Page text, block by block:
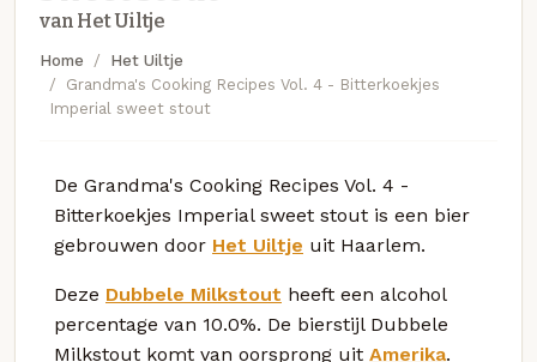
van Het Uiltje
Home
Het Uiltje
Grandma's Cooking Recipes Vol. 4 - Bitterkoekjes
Imperial sweet stout
De Grandma's Cooking Recipes Vol. 4 -
Bitterkoekjes Imperial sweet stout is een bier
gebrouwen door Het Uiltje uit Haarlem.
Deze Dubbele Milkstout heeft een alcohol
percentage van 10.0%. De bierstijl Dubbele
Milkstout komt van oorsprong uit Amerika.